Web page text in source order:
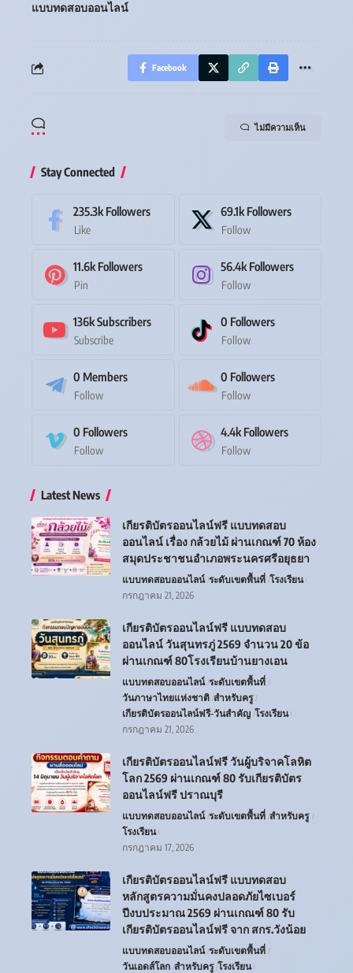
แบบทดสอบออนไลน์
Facebook
ไม่มีความเห็น
Stay Connected
235.3k Followers
Like
69.1k Followers
Follow
11.6k Followers
Pin
56.4k Followers
Follow
136kSubscribers
Subscribe
0 Followers
Follow
0 Members
Follow
0 Followers
Follow
0 Followers
Follow
4.4k Followers
Follow
Latest News
เกียรติบัตรออนไลน์ฟรี แบบทดสอบ
ออนไลน์ เรื่อง กล้วยไม้ ผ่านเกณฑ์ 70 ห้อง
สมุดประชาชนอำเภอพระนครศรีอยุธยา
แบบทดสอบออนไลน์ ระดับเขตพื้นที่ โรงเรียน
กรกฎาคม 21, 2026
เกียรติบัตรออนไลน์ฟรี แบบทดสอบ
ออนไลน์ วันสุนทรภู่ 2569 จำนวน 20 ข้อ
ผ่านเกณฑ์ 80โรงเรียนบ้านยางเอน
แบบทดสอบออนไลน์ ระดับเขตพื้นที่
วันภาษาไทยแห่งชาติ สำหรับครู
เกียรติบัตรออนไลน์ฟรี-วันสำคัญ โรงเรียน
กรกฎาคม 21, 2026
เกียรติบัตรออนไลน์ฟรี วันผู้บริจาคโลหิต
โลก 2569 ผ่านเกณฑ์ 80 รับเกียรติบัตร
ออนไลน์ฟรี ปราณบุรี
แบบทดสอบออนไลน์ ระดับเขตพื้นที่ สำหรับครู
โรงเรียน
กรกฎาคม 17, 2026
เกียรติบัตรออนไลน์ฟรี แบบทดสอบ
หลักสูตรความมั่นคงปลอดภัยไซเบอร์
ปีงบประมาณ 2569 ผ่านเกณฑ์ 80 รับ
เกียรติบัตรออนไลน์ฟรี จาก สกร.วังน้อย
แบบทดสอบออนไลน์ ระดับเขตพื้นที่
วันเอดส์โลก สำหรับครู โรงเรียน